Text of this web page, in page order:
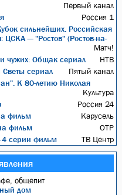
Первый канал
Россия 1
сильнейших. Российская
— "Ростов" (Ростов-на-
Матч!
чужих: Общак сериал НТВ
Светы сериал Пятый канал
К 80-летию Николая
Культура
Россия 24
фильм Карусель
фильм ОТР
серии фильм ТВ Центр
общепит
дом